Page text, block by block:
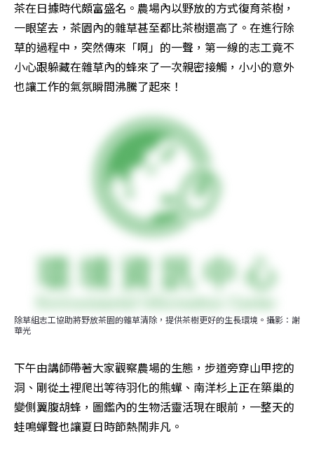
茶在日據時代頗富盛名。農場內以野放的方式復育茶樹，
一眼望去，茶園內的雜草甚至都比茶樹還高了。在進行除
草的過程中，突然傳來「啊」的一聲，第一線的志工竟不
小心跟躲藏在雜草內的蜂來了一次親密接觸，小小的意外
也讓工作的氣氛瞬間沸騰了起來！
除草組志工協助將野放茶園的雜草清除，提供茶樹更好的生長環境。攝影：謝
華光
下午由講師帶著大家觀察農場的生態，步道旁穿山甲挖的
洞、剛從土裡爬出等待羽化的熊蟬、南洋杉上正在築巢的
變側翼腹胡蜂，圖鑑內的生物活靈活現在眼前，一整天的
蛙鳴蟬聲也讓夏日時節熱鬧非凡。